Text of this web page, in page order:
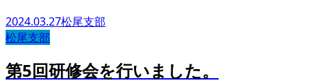
2024.03.27松尾支部
松尾支部
第5回研修会を行いました。